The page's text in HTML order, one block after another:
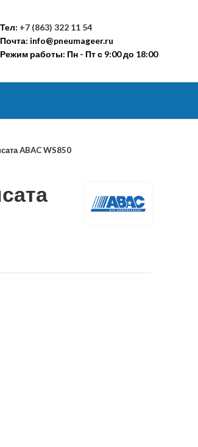
Тел: +7 (863) 322 11 54
Почта: info@pneumageer.ru
Режим работы: Пн - Пт с 9:00 до 18:00
ABAC WS850